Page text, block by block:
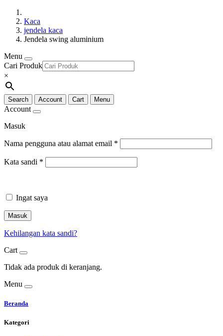
Kaca
jendela kaca
Jendela swing aluminium
Menu
Cari Produk
×
Search Account Cart Menu
Account
Masuk
Nama pengguna atau alamat email *
Kata sandi *
Ingat saya
Masuk
Kehilangan kata sandi?
Cart
Tidak ada produk di keranjang.
Menu
Beranda
Kategori